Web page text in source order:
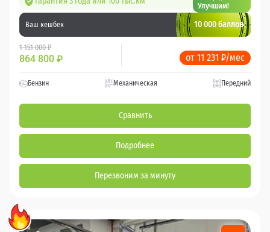
Улучшим!
Ваш кешбек 10 000 баллов
1 151 000 ₽
864 800 ₽ от 11 231 ₽/мес
Бензин Механическая Передний
Сравнить
Подробнее
Перезвоним за минуту